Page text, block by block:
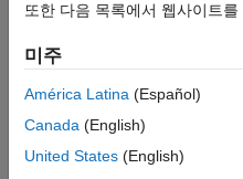
카테고리
BeagleBone Black 하드웨어에 연결
LED
GPIO 핀
beaglebone Connection
serialdev
함수
또한 다음 목록에서 웹사이트
미주
América Latina (Español)
Canada (English)
United States (English)